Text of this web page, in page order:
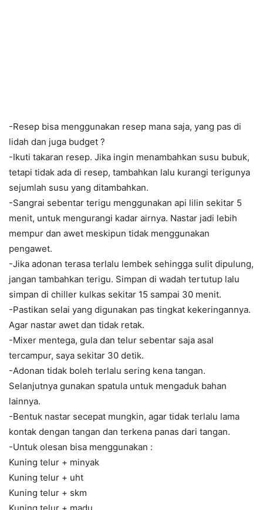
-Resep bisa menggunakan resep mana saja, yang pas di
lidah dan juga budget ?
-Ikuti takaran resep. Jika ingin menambahkan susu bubuk,
tetapi tidak ada di resep, tambahkan lalu kurangi terigunya
sejumlah susu yang ditambahkan.
-Sangrai sebentar terigu menggunakan api lilin sekitar 5
menit, untuk mengurangi kadar airnya. Nastar jadi lebih
mempur dan awet meskipun tidak menggunakan
pengawet.
-Jika adonan terasa terlalu lembek sehingga sulit dipulung,
jangan tambahkan terigu. Simpan di wadah tertutup lalu
simpan di chiller kulkas sekitar 15 sampai 30 menit.
-Pastikan selai yang digunakan pas tingkat kekeringannya.
Agar nastar awet dan tidak retak.
-Mixer mentega, gula dan telur sebentar saja asal
tercampur, saya sekitar 30 detik.
-Adonan tidak boleh terlalu sering kena tangan.
Selanjutnya gunakan spatula untuk mengaduk bahan
lainnya.
-Bentuk nastar secepat mungkin, agar tidak terlalu lama
kontak dengan tangan dan terkena panas dari tangan.
-Untuk olesan bisa menggunakan :
Kuning telur + minyak
Kuning telur + uht
Kuning telur + skm